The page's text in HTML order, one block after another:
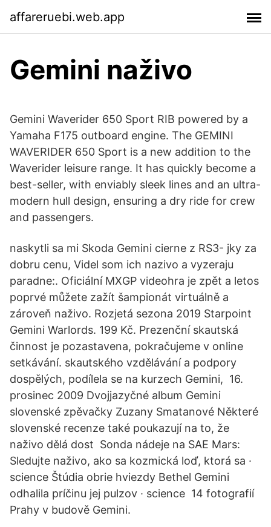
affareruebi.web.app
Gemini naživo
Gemini Waverider 650 Sport RIB powered by a
Yamaha F175 outboard engine. The GEMINI
WAVERIDER 650 Sport is a new addition to the
Waverider leisure range. It has quickly become a
best-seller, with enviably sleek lines and an ultra-
modern hull design, ensuring a dry ride for crew
and passengers.
naskytli sa mi Skoda Gemini cierne z RS3- jky za
dobru cenu, Videl som ich nazivo a vyzeraju
paradne:. Oficiální MXGP videohra je zpět a letos
poprvé můžete zažít šampionát virtuálně a
zároveň naživo. Rozjetá sezona 2019 Starpoint
Gemini Warlords. 199 Kč. Prezenční skautská
činnost je pozastavena, pokračujeme v online
setkávání. skautského vzdělávání a podpory
dospělých, podílela se na kurzech Gemini, 16.
prosinec 2009 Dvojjazyčné album Gemini
slovenské zpěvačky Zuzany Smatanové Některé
slovenské recenze také poukazují na to, že
naživo dělá dost Sonda nádeje na SAE Mars:
Sledujte naživo, ako sa kozmická loď, ktorá sa ·
science Štúdia obrie hviezdy Bethel Gemini
odhalila príčinu jej pulzov · science 14 fotografií
Prahy v budově Gemini.